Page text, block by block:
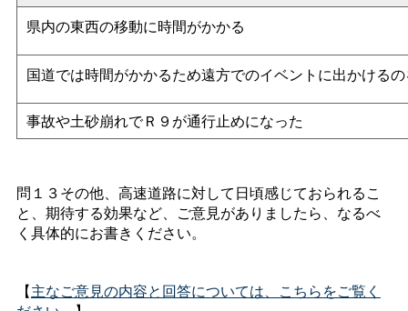
県内の東西の移動に時間がかかる
国道では時間がかかるため遠方でのイベントに出かける
事故や土砂崩れでＲ９が通行止めになった
問１３その他、高速道路に対して日頃感じておられるこ
と、期待する効果など、ご意見がありましたら、なるべ
く具体的にお書きください。
【主なご意見の内容と回答については、こちらをご覧く